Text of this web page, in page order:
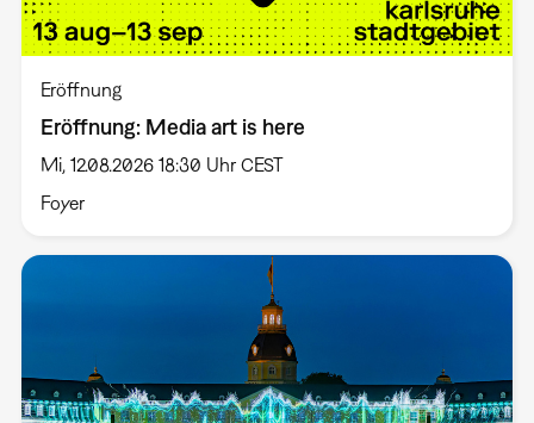
Eröffnung
Eröffnung: Media art is here
Mi, 12.08.2026 18:30 Uhr CEST
Foyer